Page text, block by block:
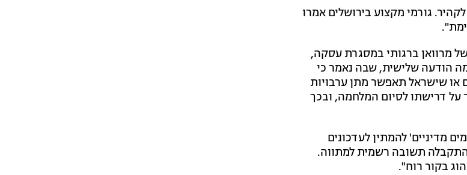
גורמי מקצוע בירושלים אמרו
מרוואן ברגותי במסגרת עסקה,
לרצועת עזה ולא לשטחי הגדה. סמוך ל-19:00 פורסמה הודעה שלישית, שבה נאמר כי
או שישראל תאפשר מתן ערבויות
על דרישתו לסיום המלחמה, ובכך
מדיניים' להמתין לעדכונים
התקבלה תשובה רשמית למתווה.
בקור רוח".